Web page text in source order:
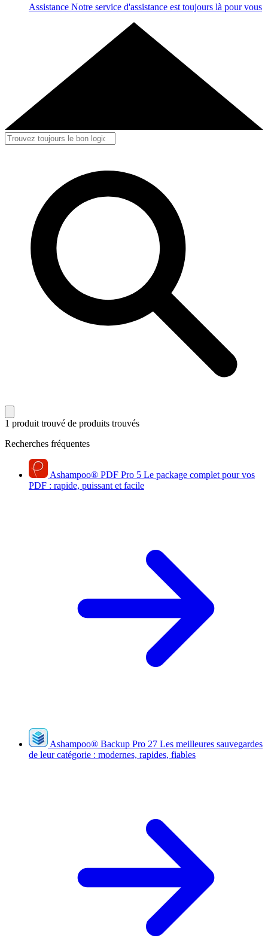
Assistance Notre service d'assistance est toujours là pour vous
1 produit trouvé de produits trouvés
Recherches fréquentes
Ashampoo® PDF Pro 5 Le package complet pour vos
PDF : rapide, puissant et facile
Ashampoo® Backup Pro 27 Les meilleures sauvegardes
de leur catégorie : modernes, rapides, fiables